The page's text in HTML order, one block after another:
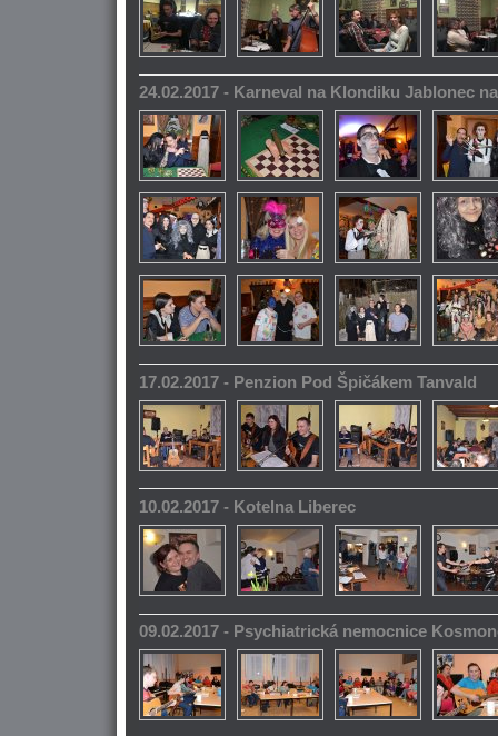
24.02.2017 - Karneval na Klondiku Jablonec
17.02.2017 - Penzion Pod Špičákem Tanvald
10.02.2017 - Kotelna Liberec
09.02.2017 - Psychiatrická nemocnice